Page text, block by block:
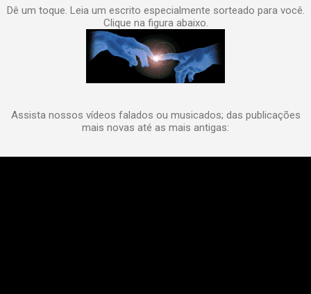
Dê um toque. Leia um escrito especialmente sorteado para você.
Clique na figura abaixo.
Assista nossos vídeos falados ou musicados; das publicações
mais novas até as mais antigas: